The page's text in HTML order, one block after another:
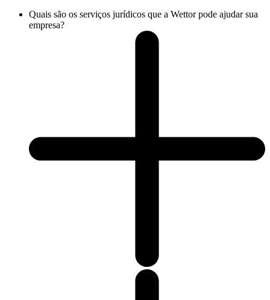
Quais são os serviços jurídicos que a Wettor pode ajudar sua
empresa?